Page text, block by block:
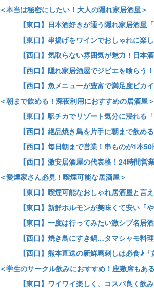
＜本当は秘密にしたい！大人の隠れ家居酒屋＞
【東口】日本酒好きが通う隠れ家居酒屋
【東口】串揚げをワインでおしゃれに楽
【西口】気取らない雰囲気が魅力！日本
【西口】隠れ家居酒屋でジビエを喰らう
【西口】魚メニューが豊富で満足度ピカ
＜朝まで飲める！深夜利用におすすめの居酒屋
【東口】駅チカでリゾート気分に浸れる
【西口】絶品焼き鳥を片手に朝まで飲め
【西口】毎日朝まで営業！串ものが1本
【西口】激安居酒屋の代表格！24時間営
＜愛煙家さん必見！喫煙可能な居酒屋＞
【東口】喫煙可能なおしゃれ居酒屋と言
【東口】新鮮ホルモンが美味くて安い「
【東口】一度は行ってみたい激シブ名居
【西口】焼き鳥にすき鍋…タマシャモ料
【西口】熊本直送の新鮮馬刺しは必食♪
＜学生のサークル飲みにおすすめ！座敷席もあ
【東口】ワイワイ楽しく、コスパ良く飲